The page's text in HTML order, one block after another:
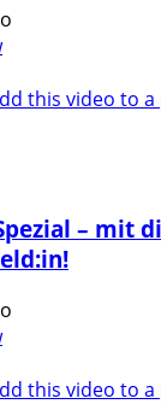
this video to a
– mit
this video to a